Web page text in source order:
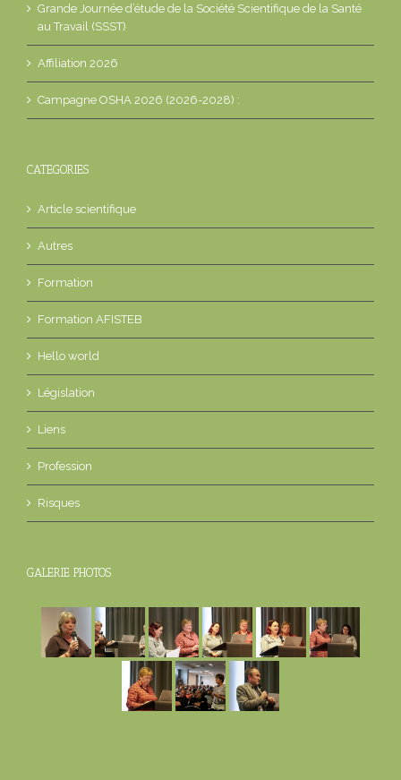
Grande Journée d’étude de la Société Scientifique de la Santé
au Travail (SSST)
Affiliation 2026
Campagne OSHA 2026 (2026-2028) :
CATEGORIES
Article scientifique
Autres
Formation
Formation AFISTEB
Hello world
Législation
Liens
Profession
Risques
GALERIE PHOTOS